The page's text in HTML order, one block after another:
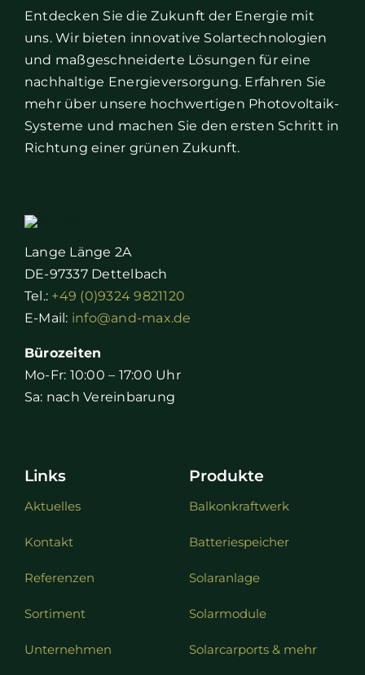
Entdecken Sie die Zukunft der Energie mit
uns. Wir bieten innovative Solartechnologien
und maßgeschneiderte Lösungen für eine
nachhaltige Energieversorgung. Erfahren Sie
mehr über unsere hochwertigen Photovoltaik-
Systeme und machen Sie den ersten Schritt in
Richtung einer grünen Zukunft.
Lange Länge 2A
DE-97337 Dettelbach
Tel.: +49 (0)9324 9821120
E-Mail: info@and-max.de
Bürozeiten
Mo-Fr: 10:00 – 17:00 Uhr
Sa: nach Vereinbarung
Links
Aktuelles
Kontakt
Referenzen
Sortiment
Unternehmen
Produkte
Balkonkraftwerk
Batteriespeicher
Solaranlage
Solarmodule
Solarcarports & mehr